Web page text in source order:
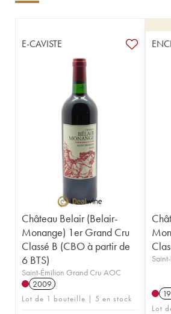
1977
1971
1967
1959
1954
1953
1947
1929
E-CAVISTE
Château Belair (Belair-
Monange) 1er Grand Cru
Classé B (CBO à partir de
6 BTS)
Saint-Émilion Grand Cru AOC
2009
Lot de 1 bouteille | 5 en stock
Lot